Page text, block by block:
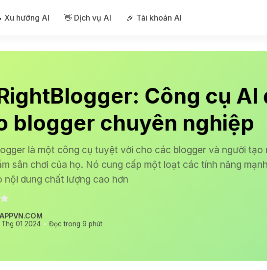
Xu hướng AI 👋 Dịch vụ AI 🎉 Tài khoản AI
Công cụ AI
blogger chuyên nghiệp
là một công cụ tuyệt vời cho các blogger và người tạo
sân chơi của họ. Nó cung cấp một loạt các tính năng
nội dung chất lượng cao hơn
Thg 01 2024 Đọc trong 9 phút